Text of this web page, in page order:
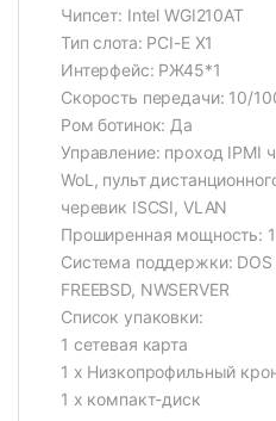
Чипсет: Intel WGI210AT
Тип слота: PCI-E X1
Интерфейс: РЖ45*1
Скорость передачи: 10/
Ром ботинок: Да
Управление: проход IPMI
WoL, пульт
черевик ISCSI, VLAN
Проширенная мощность:
Система поддержки: DOS
FREEBSD, NWSERVER
Список упаковки:
1 сетевая карта
1 х Низкопрофильный
1 х компакт-диск